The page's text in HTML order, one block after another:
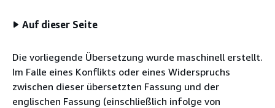
Auf dieser Seite
Die vorliegende Übersetzung wurde maschinell erstellt.
Im Falle eines Konflikts oder eines Widerspruchs
zwischen dieser übersetzten Fassung und der
englischen Fassung (einschließlich infolge von